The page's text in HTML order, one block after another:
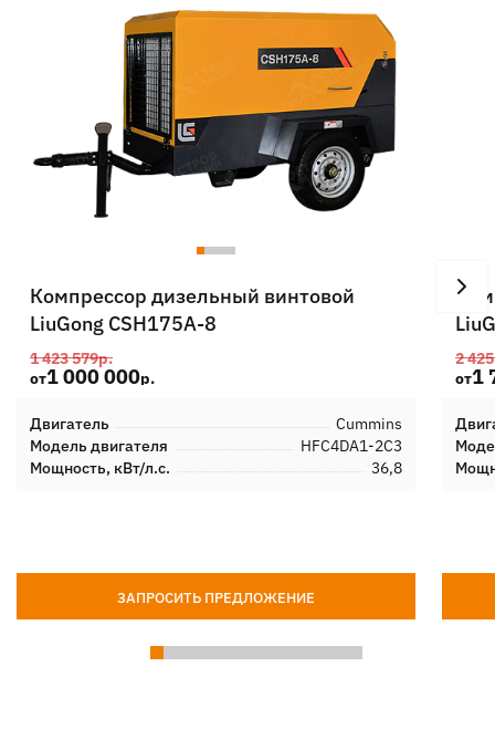
Компрессор дизельный винтовой
LiuGong CSH175A-8
1 423 579р.
от1 000 000р.
Двигатель Cummins
Модель двигателя HFC4DA1-2C3
Мощность, кВт/л.с. 36,8
ЗАПРОСИТЬ ПРЕДЛОЖЕНИЕ
2
от1